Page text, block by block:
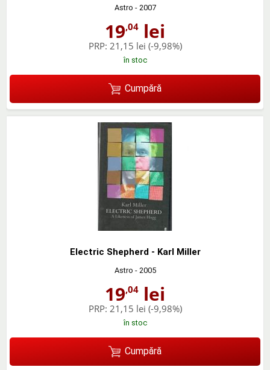
Astro - 2007
19,04 lei
PRP: 21,15 lei (-9,98%)
în stoc
Cumpără
Electric Shepherd - Karl Miller
Astro - 2005
19,04 lei
PRP: 21,15 lei (-9,98%)
în stoc
Cumpără